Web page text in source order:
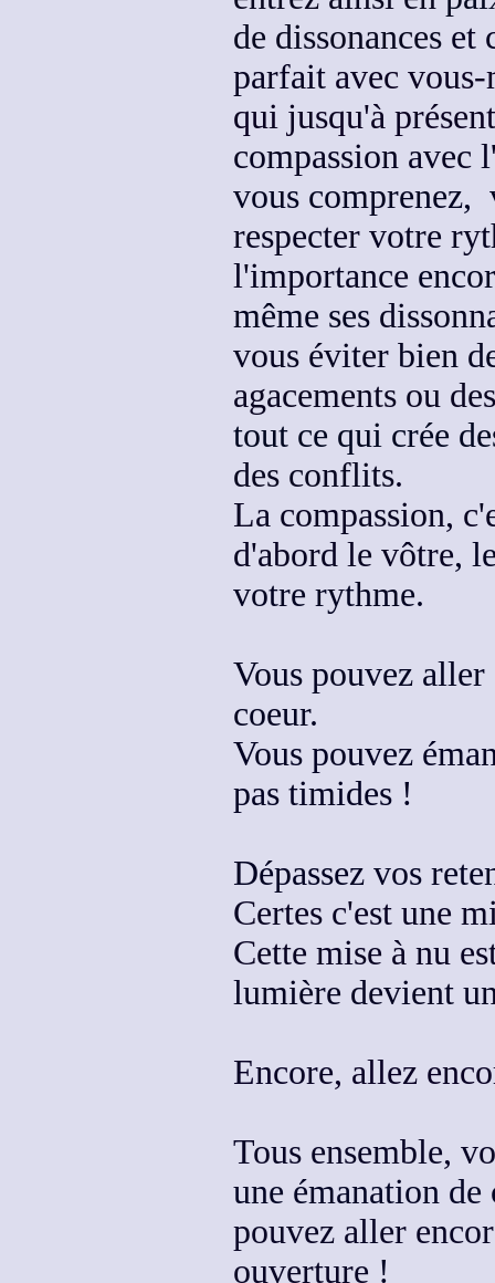
de dissonances et
parfait avec vous-
qui jusqu'à
compassion avec
vous comprenez,
respecter votre
l'importance
même ses
vous éviter bien
agacements ou
tout ce qui crée
des conflits.
La compassion,
d'abord le vôtre,
votre rythme.
Vous pouvez
coeur.
Vous pouvez
pas timides !
Dépassez vos
Certes c'est une
Cette mise à nu
lumière devient
Encore, allez
Tous ensemble,
une émanation de
pouvez aller
ouverture !